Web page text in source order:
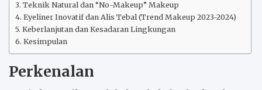
Teknik Natural dan “No-Makeup” Makeup
Eyeliner Inovatif dan Alis Tebal (Trend Makeup 2023-2024)
Keberlanjutan dan Kesadaran Lingkungan
Kesimpulan
Perkenalan